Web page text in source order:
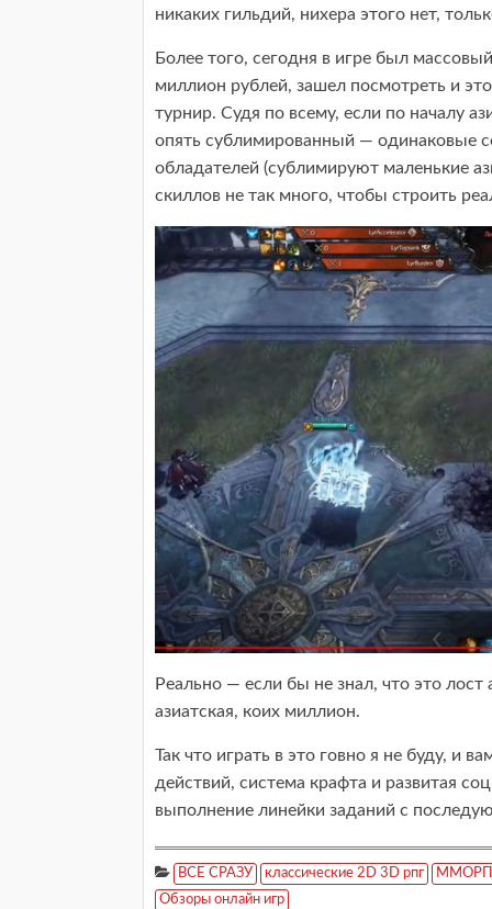
никаких гильдий, нихера этого нет,
Более того, сегодня в игре был
миллион рублей, зашел посмотреть и
турнир. Судя по всему, если по началу
опять сублимированный — одинаковые
обладателей (сублимируют маленькие
скиллов не так много, чтобы строить
Реально — если бы не знал, что это
азиатская, коих миллион.
Так что играть в это говно я не буду, и
действий, система крафта и развитая
выполнение линейки заданий с
ВСЕ СРАЗУ классические 2D 3D рпг
ММОРПГ
Обзоры онлайн игр